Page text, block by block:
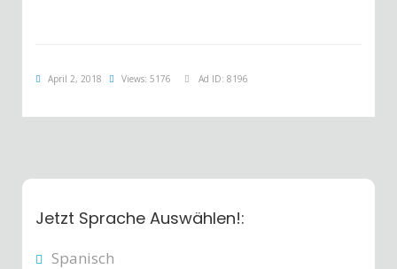
April 2, 2018 Views: 5176 Ad ID: 8196
Jetzt Sprache Auswählen!:
Spanisch